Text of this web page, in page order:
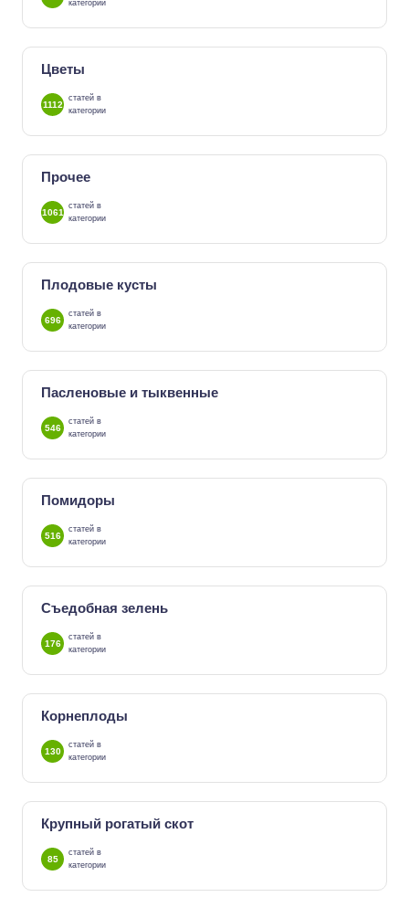
категории
Цветы
1112
статей в
категории
Прочее
1061
статей в
категории
Плодовые кусты
696
статей в
категории
Пасленовые и тыквенные
546
статей в
категории
Помидоры
516
статей в
категории
Съедобная зелень
176
статей в
категории
Корнеплоды
130
статей в
категории
Крупный рогатый скот
85
статей в
категории